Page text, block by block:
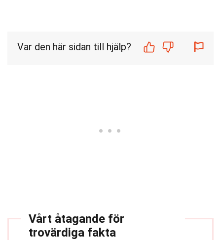
Var den här sidan till hjälp?
Vårt åtagande för
trovärdiga fakta